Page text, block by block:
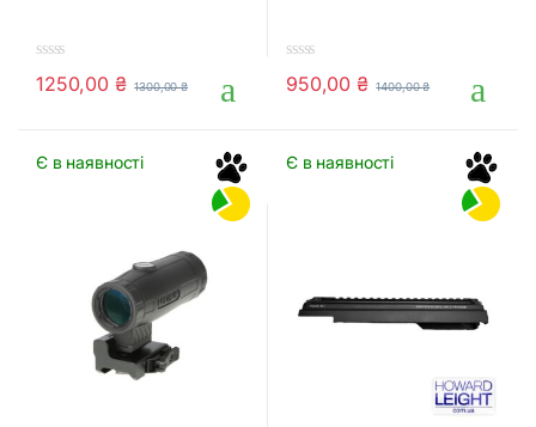
0
o
f
5
1250,00 ₴ 1300,00₴
0
o
f
5
950,00₴ 1400,00₴
Є в наявності Є в наявності